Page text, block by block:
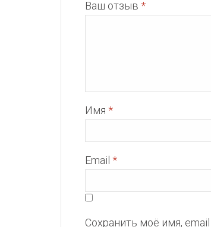
Ваш отзыв *
Имя *
Email *
Сохранить моё имя,